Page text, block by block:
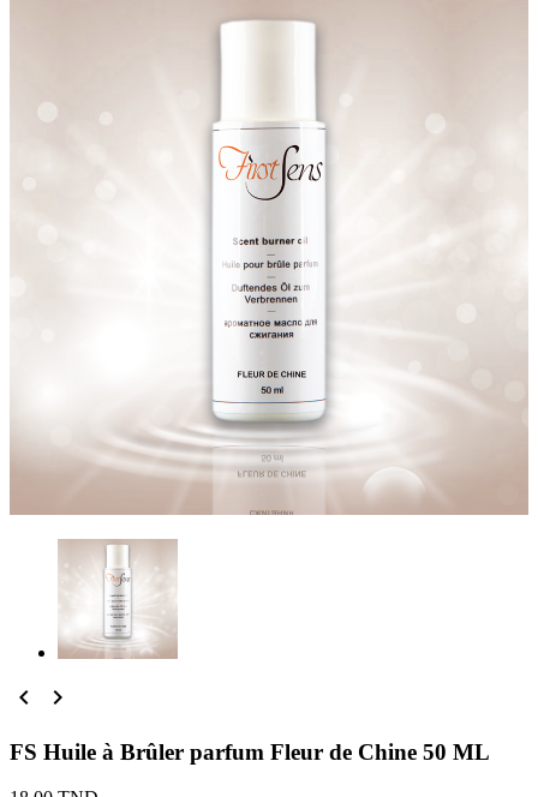
 
FS Huile à Brûler parfum Fleur de Chine 50 ML